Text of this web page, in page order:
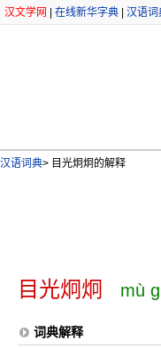
汉文学网 在线新华字典 汉语词
汉语词典> 目光炯炯的解释
目光炯炯 mù
词典解释